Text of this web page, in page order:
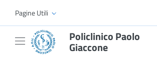
Skip to Main Content
Pagine Utili
Policlinico Paolo
Giaccone